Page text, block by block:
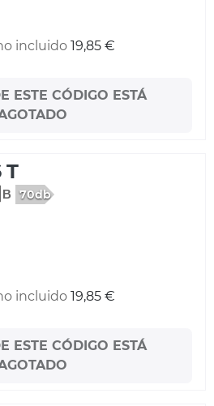
incluido 19,85 €
ESTE CÓDIGO ESTÁ
T
70db
incluido 19,85 €
ESTE CÓDIGO ESTÁ